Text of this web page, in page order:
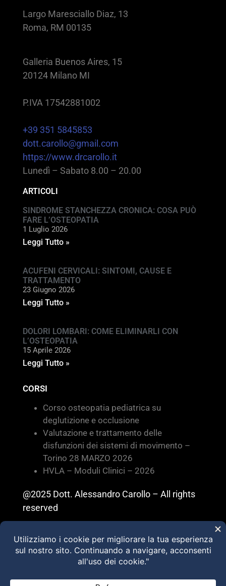
Largo Maresciallo Diaz, 13
Roma, RM 00135
Galleria Buenos Aires, 15
20124 Milano MI
P.IVA 17542881002
+39 351 5845853
dott.carollo@gmail.com
https://www.drcarollo.it
Lunedì – Sabato 8.00 – 20.00
ARTICOLI
SINDROME STANCHEZZA CRONICA: COSA PUÒ
FARE L’OSTEOPATIA
1 Luglio 2026
Leggi Tutto »
ACUFENI CERVICALI: SINTOMI, CAUSE E
TRATTAMENTO
23 Giugno 2026
Leggi Tutto »
DOLORI LOMBARI: COME ELIMINARLI CON
L’OSTEOPATIA
15 Aprile 2026
Leggi Tutto »
CORSI
Corso osteopatia pediatrica su
deglutizione e occlusione
Valutazione e trattamento delle
disfunzioni dei sistemi di movimento –
Torino 28 MARZO 2026
HVLA – Moduli Clinici – 2026
@2025 Dott. Alessandro Carollo – All rights
reserved